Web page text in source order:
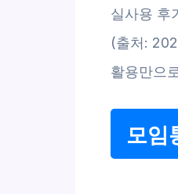
실사용 후
(출처:
활용만으
모임